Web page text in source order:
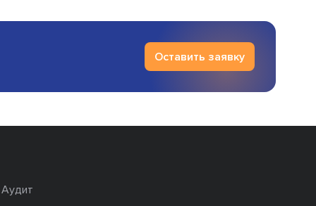
Оставить заявку
Аудит